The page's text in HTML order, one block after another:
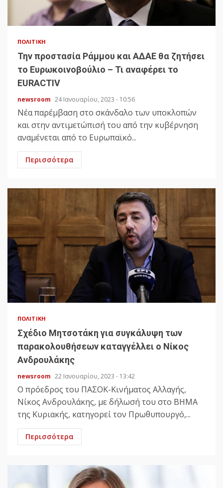
ΠΟΛΙΤΙΚΉ
Την προστασία Ράμμου και ΑΔΑΕ θα ζητήσει
το Ευρωκοινοβούλιο – Τι αναφέρει το
EURACTIV
newsroom 24 Ιανουαρίου, 2023 - 10:56
Νέα παρέμβαση στο σκάνδαλο των υποκλοπών
και στην αντιμετώπισή του από την κυβέρνηση
αναμένεται από το Ευρωπαϊκό...
Περισσότερα
ΠΟΛΙΤΙΚΉ
Σχέδιο Μητσοτάκη για συγκάλυψη των
παρακολουθήσεων καταγγέλλει ο Νίκος
Ανδρουλάκης
newsroom 22 Ιανουαρίου, 2023 - 13:42
Ο πρόεδρος του ΠΑΣΟΚ-Κινήματος Αλλαγής,
Νίκος Ανδρουλάκης, με δήλωσή του στο ΒΗΜΑ
της Κυριακής, κατηγορεί τον Πρωθυπουργό,...
Περισσότερα